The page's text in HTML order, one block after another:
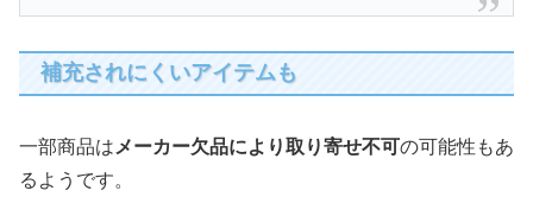
補充されにくいアイテムも
一部商品は メーカー欠品により取り寄せ不可の可能性もあ
るようです。